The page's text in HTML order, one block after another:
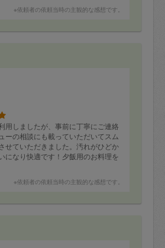
整頓され部屋がとてもスッキリしま
お願いします♡
※依頼者の依頼当時の主観的な感想です。
用しましたが、事前に丁寧にご連絡
ーの相談にも載っていただいてスム
せていただきました。汚れがひどか
になり快適です！夕飯用のお料理を
きましたが、冷蔵庫にある野菜でさ
だきありがとうございました。また
※依頼者の依頼当時の主観的な感想です。